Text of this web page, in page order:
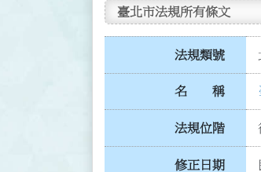
臺北市法規所有條文
法規類號
名 稱
法規位階
修正日期